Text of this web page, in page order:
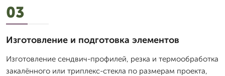
03
Изготовление и подготовка элементов
Изготовление сендвич-профилей, резка и термообработка
закалённого или триплекс-стекла по размерам проекта,